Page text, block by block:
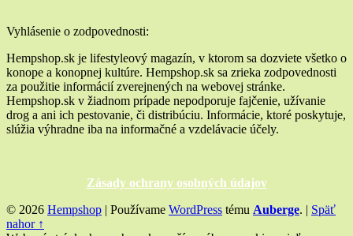
Widgety
v
pätičke
Vyhlásenie o zodpovednosti:
Hempshop.sk je lifestyleový magazín, v ktorom sa dozviete všetko o
konope a konopnej kultúre. Hempshop.sk sa zrieka zodpovednosti
za použitie informácií zverejnených na webovej stránke.
Hempshop.sk v žiadnom prípade nepodporuje fajčenie, užívanie
drog a ani ich pestovanie, či distribúciu. Informácie, ktoré poskytuje,
slúžia výhradne iba na informačné a vzdelávacie účely.
Zásady ochrany osobných údajov
© 2026 Hempshop | Používame WordPress tému Auberge. | Späť
nahor ↑